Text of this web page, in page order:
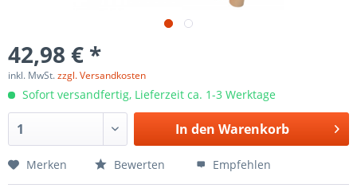
42,98 € *
inkl. MwSt.zzgl. Versandkosten
Sofort versandfertig, Lieferzeit ca. 1-3 Werktage
In den Warenkorb
Merken Bewerten Empfehlen